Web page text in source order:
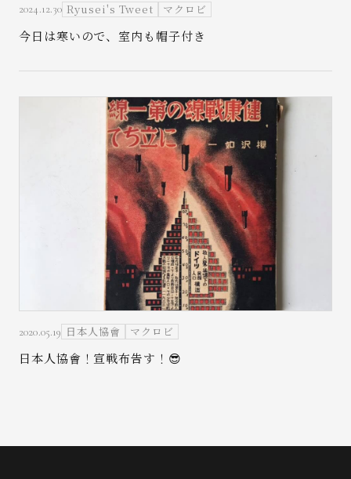
2024.12.30 Ryusei's Tweet マクロビ
今日は寒いので、室内も帽子付き
2020.05.19 日本人協會 マクロビ
日本人協會！宣戦布告す！😎